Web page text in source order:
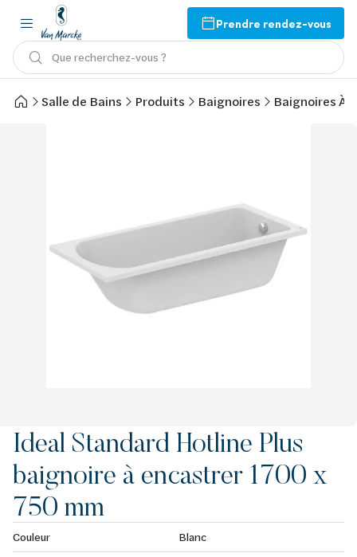
Prendre rendez-vous
Que recherchez-vous ?
Salle de Bains Produits Baignoires Baignoires À
Ideal Standard Hotline Plus
baignoire à encastrer 1700 x
750 mm
Couleur
Blanc